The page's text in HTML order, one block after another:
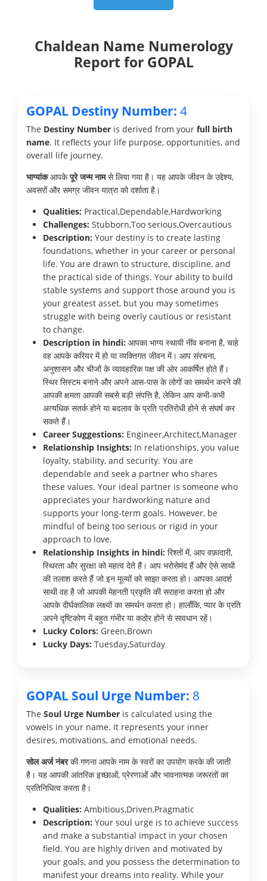
Chaldean Name Numerology
Report for GOPAL
GOPAL Destiny Number: 4
The Destiny Number is derived from your full birth
name. It reflects your life purpose, opportunities, and
overall life journey.
भाग्यांकआपकेपूरे जन्म नामसे लिया गया है। यह आपके जीवन के उद्देश्य,
अवसरों और समग्र जीवन यात्रा को दर्शाता है।
Qualities: Practical,Dependable,Hardworking
Challenges: Stubborn,Too serious,Overcautious
Description: Your destiny is to create lasting
foundations, whether in your career or personal
life. You are drawn to structure, discipline, and
the practical side of things. Your ability to build
stable systems and support those around you is
your greatest asset, but you may sometimes
struggle with being overly cautious or resistant
to change.
Description in hindi: आपका भाग्य स्थायी नींव बनाना है, चाहे
वह आपके करियर में हो या व्यक्तिगत जीवन में। आप संरचना,
अनुशासन और चीजों के व्यावहारिक पक्ष की ओर आकर्षित होते हैं।
स्थिर सिस्टम बनाने और अपने आस-पास के लोगों का समर्थन करने की
आपकी क्षमता आपकी सबसे बड़ी संपत्ति है, लेकिन आप कभी-कभी
अत्यधिक सतर्क होने या बदलाव के प्रति प्रतिरोधी होने से संघर्ष कर
सकते हैं।
Career Suggestions: Engineer,Architect,Manager
Relationship Insights: In relationships, you value
loyalty, stability, and security. You are
dependable and seek a partner who shares
these values. Your ideal partner is someone who
appreciates your hardworking nature and
supports your long-term goals. However, be
mindful of being too serious or rigid in your
approach to love.
Relationship Insights in hindi: रिश्तों में, आप वफ़ादारी,
स्थिरता और सुरक्षा को महत्व देते हैं। आप भरोसेमंद हैं और ऐसे साथी
की तलाश करते हैं जो इन मूल्यों को साझा करता हो। आपका आदर्श
साथी वह है जो आपकी मेहनती प्रकृति की सराहना करता हो और
आपके दीर्घकालिक लक्ष्यों का समर्थन करता हो। हालाँकि, प्यार के प्रति
अपने दृष्टिकोण में बहुत गंभीर या कठोर होने से सावधान रहें।
Lucky Colors: Green,Brown
Lucky Days: Tuesday,Saturday
GOPAL Soul Urge Number: 8
The Soul Urge Number is calculated using the
vowels in your name. It represents your inner
desires, motivations, and emotional needs.
सोल अर्ज नंबरकी गणना आपके नाम के स्वरों का उपयोग करके की जाती
है। यह आपकी आंतरिक इच्छाओं, प्रेरणाओं और भावनात्मक जरूरतों का
प्रतिनिधित्व करता है।
Qualities: Ambitious,Driven,Pragmatic
Description: Your soul urge is to achieve success
and make a substantial impact in your chosen
field. You are highly driven and motivated by
your goals, and you possess the determination to
manifest your dreams into reality. While your